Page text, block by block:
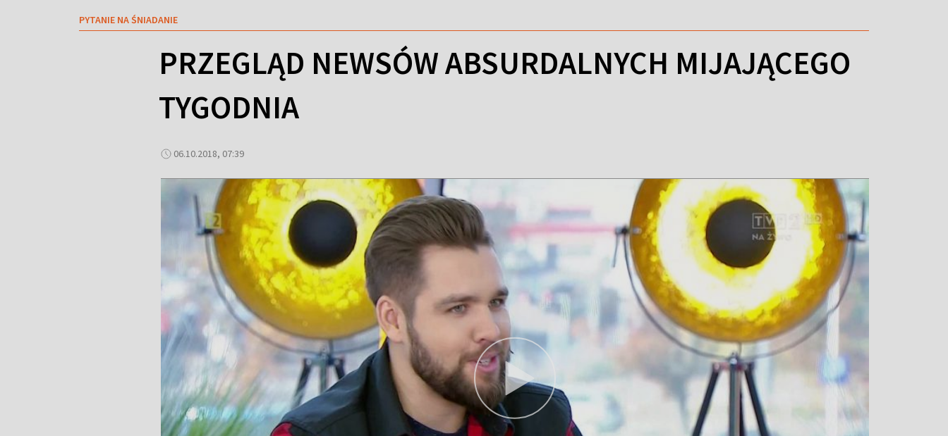
PYTANIE NA ŚNIADANIE
PRZEGLĄD NEWSÓW ABSURDALNYCH MIJAJĄCEGO
TYGODNIA
06.10.2018, 07:39